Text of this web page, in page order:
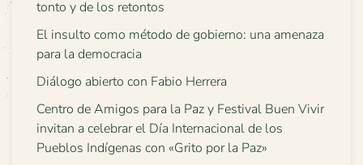
tonto y de los retontos
El insulto como método de gobierno: una amenaza
para la democracia
Diálogo abierto con Fabio Herrera
Centro de Amigos para la Paz y Festival Buen Vivir
invitan a celebrar el Día Internacional de los
Pueblos Indígenas con «Grito por la Paz»